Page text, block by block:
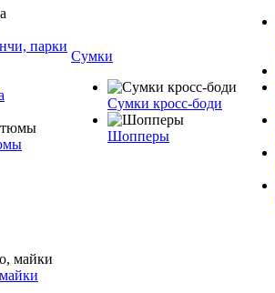
парки
Сумки
Сумки кросс-боди
Шопперы